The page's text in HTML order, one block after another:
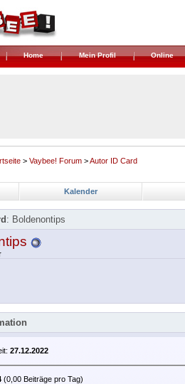
Home Mein Profil Online
> Vaybee! Forum >Autor ID Card
Kalender
: Boldenontips
27.12.2022
(0,00 Beiträge pro Tag)